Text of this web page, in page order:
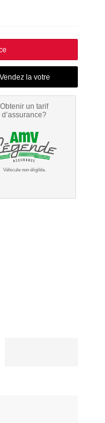
Obtenir un tarif
d’assurance?
Véhicule non éligible.